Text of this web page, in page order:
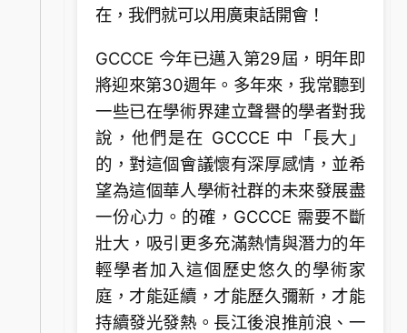
在，我們就可以用廣東話開會！
GCCCE 今年已邁入第29屆，明年即
將迎來第30週年。多年來，我常聽到
一些已在學術界建立聲譽的學者對我
說，他們是在 GCCCE 中「長大」
的，對這個會議懷有深厚感情，並希
望為這個華人學術社群的未來發展盡
一份心力。的確，GCCCE 需要不斷
壯大，吸引更多充滿熱情與潛力的年
輕學者加入這個歷史悠久的學術家
庭，才能延續，才能歷久彌新，才能
持續發光發熱。長江後浪推前浪、一